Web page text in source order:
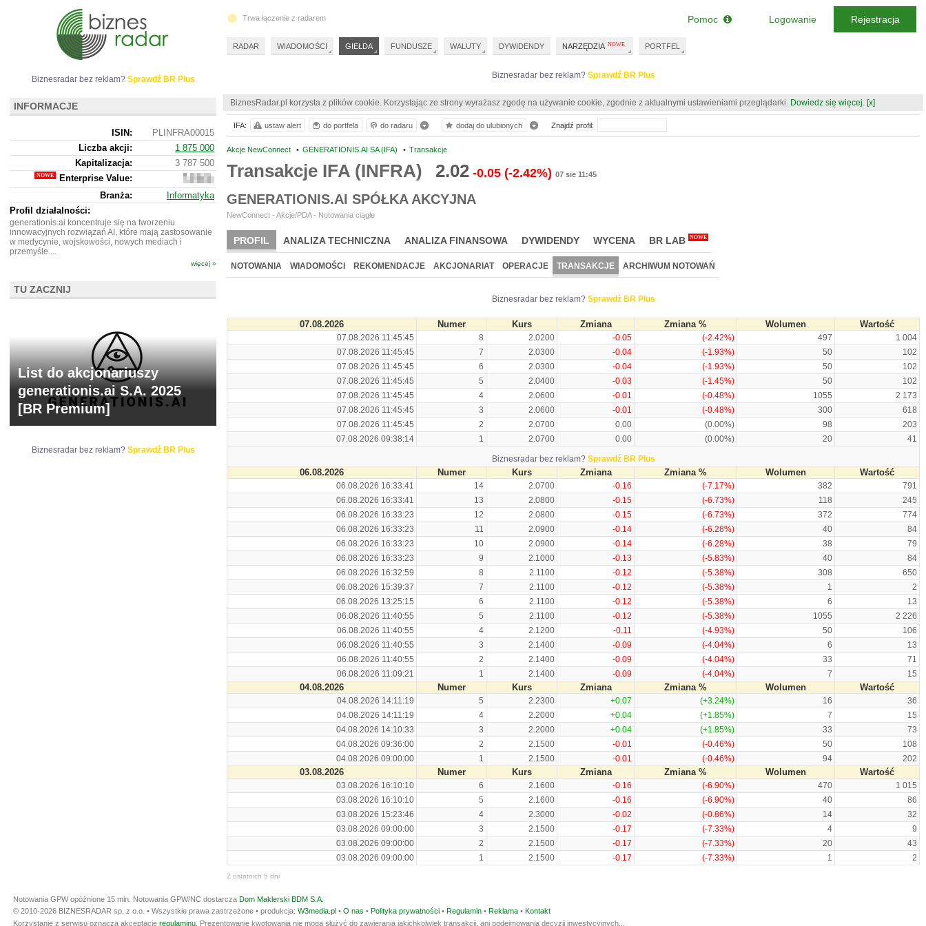
Biznesradar bez reklam? Sprawdź BR Plus
BiznesRadar.pl korzysta z plików cookie. Korzystając ze strony wyrażasz zgodę na używanie cookie, zgodnie z aktualnymi ustawieniami przeglądarki. Dowiedz się więcej. [x]
Akcje NewConnect • GENERATIONIS.AI SA (IFA) • Transakcje
Transakcje IFA (INFRA) 2.02 -0.05 (-2.42%) 07 sie 11:45
GENERATIONIS.AI SPÓŁKA AKCYJNA
NewConnect - Akcje/PDA - Notowania ciągłe
PROFIL ANALIZA TECHNICZNA ANALIZA FINANSOWA DYWIDENDY WYCENA BR LAB NOWE
NOTOWANIA WIADOMOŚCI REKOMENDACJE AKCJONARIAT OPERACJE TRANSAKCJE ARCHIWUM NOTOWAŃ
Biznesradar bez reklam? Sprawdź BR Plus
07.08.2026 Numer Kurs Zmiana Zmiana % Wolumen Wartość
07.08.2026 11:45:45 8 2.0200 -0.05 (-2.42%) 497
1 004
07.08.2026 11:45:45
7 2.0300 -0.04 (-1.93%) 50
102
07.08.2026 11:45:45
6 2.0300 -0.04 (-1.93%) 50
102
07.08.2026 11:45:45
5 2.0400 -0.03 (-1.45%) 50
102
07.08.2026 11:45:45
4 2.0600 -0.01 (-0.48%) 1055
2 173
07.08.2026 11:45:45
3 2.0600 -0.01 (-0.48%) 300
618
07.08.2026 11:45:45
2 2.0700 0.00 (0.00%) 98
203
07.08.2026 09:38:14
1 2.0700 0.00 (0.00%) 20 41
Biznesradar bez reklam? Sprawdź BR Plus
06.08.2026 Numer Kurs Zmiana Zmiana % Wolumen Wartość
06.08.2026 16:33:41 14 2.0700 -0.16 (-7.17%) 382
791
06.08.2026 16:33:41
13 2.0800 -0.15 (-6.73%) 118
245
06.08.2026 16:33:23
12 2.0800 -0.15 (-6.73%) 372
774
06.08.2026 16:33:23
11 2.0900 -0.14 (-6.28%) 40
84
06.08.2026 16:33:23
10 2.0900 -0.14 (-6.28%) 38
79
06.08.2026 16:33:23
9 2.1000 -0.13 (-5.83%) 40
84
06.08.2026 16:32:59
8 2.1100 -0.12 (-5.38%) 308
650
06.08.2026 15:39:37
7 2.1100 -0.12 (-5.38%) 1
2
06.08.2026 13:25:15
6 2.1100 -0.12 (-5.38%) 6
13
06.08.2026 11:40:55
5 2.1100 -0.12 (-5.38%) 1055
2 226
06.08.2026 11:40:55
4 2.1200 -0.11 (-4.93%) 50
106
06.08.2026 11:40:55
3 2.1400 -0.09 (-4.04%) 6
13
06.08.2026 11:40:55
2 2.1400 -0.09 (-4.04%) 33
71
06.08.2026 11:09:21
1 2.1400 -0.09 (-4.04%) 7 15
04.08.2026 Numer Kurs Zmiana Zmiana % Wolumen Wartość
04.08.2026 14:11:19 5 2.2300 +0.07 (+3.24%) 16
36
04.08.2026 14:11:19
4 2.2000 +0.04 (+1.85%) 7
15
04.08.2026 14:10:33
3 2.2000 +0.04 (+1.85%) 33
73
04.08.2026 09:36:00
2 2.1500 -0.01 (-0.46%) 50
108
04.08.2026 09:00:00
1 2.1500 -0.01 (-0.46%) 94 202
03.08.2026 Numer Kurs Zmiana Zmiana % Wolumen Wartość
03.08.2026 16:10:10 6 2.1600 -0.16 (-6.90%) 470
1 015
03.08.2026 16:10:10
5 2.1600 -0.16 (-6.90%) 40
86
03.08.2026 15:23:46
4 2.3000 -0.02 (-0.86%) 14
32
03.08.2026 09:00:00
3 2.1500 -0.17 (-7.33%) 4
9
03.08.2026 09:00:00
2 2.1500 -0.17 (-7.33%) 20
43
03.08.2026 09:00:00
1 2.1500 -0.17 (-7.33%) 1 2
Z ostatnich 5 dni
IFA: ustaw alert do portfela do radaru dodaj do ulubionych Znajdź profil:
Biznesradar bez reklam? Sprawdź BR Plus
INFORMACJE
ISIN:
PLINFRA00015
Liczba akcji:
1 875 000
Kapitalizacja:
3 787 500
Enterprise Value:
3
562
500
Branża:
Informatyka
Profil działalności:
generationis.ai koncentruje się na tworzeniu
innowacyjnych rozwiązań AI, które mają zastosowanie
w medycynie, wojskowości, nowych mediach i
przemyśle....
więcej »
TU ZACZNIJ
List do akcjonariuszy
generationis.ai S.A. 2025
[BR Premium]
Biznesradar bez reklam? Sprawdź BR Plus
Trwa łączenie z radarem
RADAR WIADOMOŚCI GIEŁDA FUNDUSZE WALUTY DYWIDENDY NARZĘDZIA PORTFEL
Pomoc Logowanie Rejestracja
Notowania GPW opóźnione 15 min. Notowania GPW/NC dostarcza Dom Maklerski BDM S.A.
© 2010-2026 BIZNESRADAR sp. z o.o. • Wszystkie prawa zastrzeżone • produkcja: W3media.pl • O nas • Polityka prywatności • Regulamin • Reklama • Kontakt
Korzystanie z serwisu oznacza akceptację regulaminu . Prezentowanie kwotowania nie mogą służyć do zawierania jakichkolwiek transakcji, ani podejmowania decyzji inwestycyjnych...